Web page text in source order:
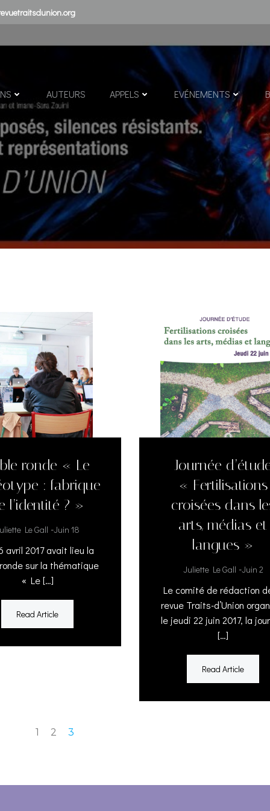
AUTEURS APPELS EVÉNEMENTS
ronde « Le
: fabrique
l’identité ? »
Le Gall -Juin 18
avril 2017 avait lieu la
sur la thématique
« Le […]
Read Article
Journée
« Fertilisations
croisées dans
arts, médias et
langues »
Juliette Le Gall -Juin 2
Le comité de rédaction
revue Traits-d’Union
le jeudi 22 juin 2017, la
[…]
Read Article
Page
1 Page
2 Page
3